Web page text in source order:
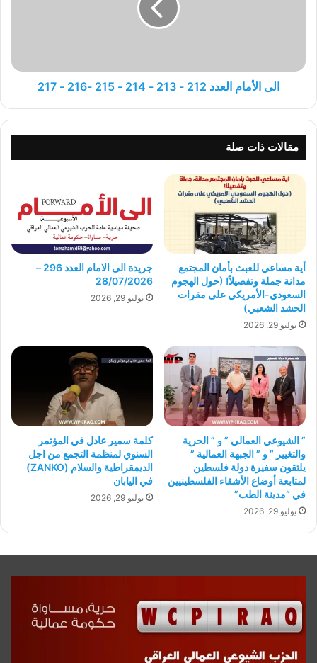
-
الى الأمام العدد 212 - 213 - 214 - 215 -216 - 217
مقالات ذات صلة
أية مساعي للعبث بأمان المجتمع
مدانة جملة وتفصيلاً! (حول الهجوم
السعودي-الأمريكي على مقرات
الحشد الشعبي)
يوليو 29, 2026
جريدة الى الامام العدد 296 –
28/07/2026
يوليو 29, 2026
” الشيوعي العمالي ” و ” الحرية
والتغيير ” و ” الجبهة العمالية ”
يلتقون سفيرة دولة فلسطين
لمتابعة أوضاع الأشقاء الفلسطينيين
في “مدينة الطب”
يوليو 29, 2026
كلمة سمير عادل في المؤتمر
السنوي لمنظمة التجمع من اجل
الديمقراطية والسلام (ZANKO)
في اليابان
يوليو 29, 2026